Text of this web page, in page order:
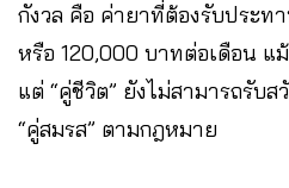
กังวล คือ ค่ายาที่ต้องรับประท
หรือ 120,000 บาทต่อเดือน แ
แต่ “คู่ชีวิต” ยังไม่สามารถรับส
“คู่สมรส” ตามกฎหมาย